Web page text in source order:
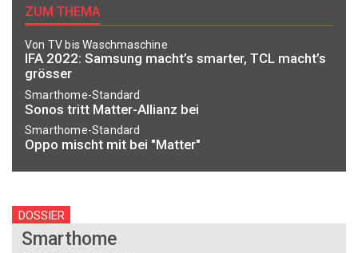
ZUM THEMA
Von TV bis Waschmaschine
IFA 2022: Samsung macht’s smarter, TCL macht’s
grösser
Smarthome-Standard
Sonos tritt Matter-Allianz bei
Smarthome-Standard
Oppo mischt mit bei "Matter"
DOSSIER
Smarthome